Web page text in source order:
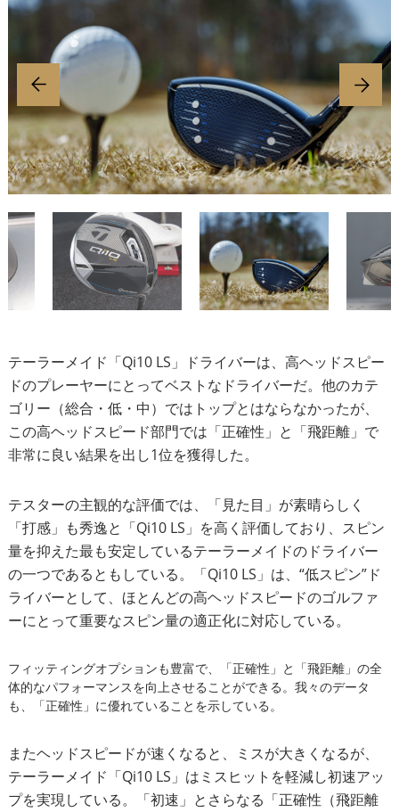
テーラーメイド「Qi10 LS」ドライバーは、高ヘッドスピー
ドのプレーヤーにとってベストなドライバーだ。他のカテ
ゴリー（総合・低・中）ではトップとはならなかったが、
この高ヘッドスピード部門では「正確性」と「飛距離」で
非常に良い結果を出し1位を獲得した。
テスターの主観的な評価では、「見た目」が素晴らしく
「打感」も秀逸と「Qi10 LS」を高く評価しており、スピン
量を抑えた最も安定しているテーラーメイドのドライバー
の一つであるともしている。「Qi10 LS」は、“低スピン”ド
ライバーとして、ほとんどの高ヘッドスピードのゴルファ
ーにとって重要なスピン量の適正化に対応している。
フィッティングオプションも豊富で、「正確性」と「飛距離」の全
体的なパフォーマンスを向上させることができる。我々のデータ
も、「正確性」に優れていることを示している。
またヘッドスピードが速くなると、ミスが大きくなるが、
テーラーメイド「Qi10 LS」はミスヒットを軽減し初速アッ
プを実現している。「初速」とさらなる「正確性（飛距離